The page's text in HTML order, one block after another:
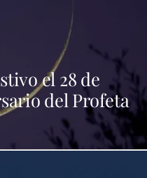
el 28 de
del Profeta